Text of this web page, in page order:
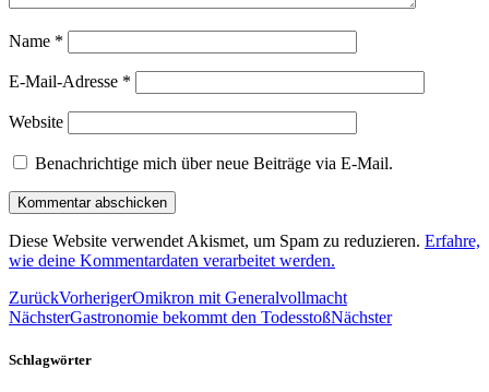
Name *
E-Mail-Adresse *
Website
Benachrichtige mich über neue Beiträge via E-Mail.
Diese Website verwendet Akismet, um Spam zu reduzieren. Erfahre,
wie deine Kommentardaten verarbeitet werden.
ZurückVorherigerOmikron mit Generalvollmacht
NächsterGastronomie bekommt den TodesstoßNächster
Schlagwörter